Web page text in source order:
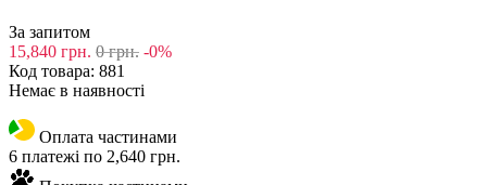
За запитом
15,840 грн. 0 грн. -0%
Код товара: 881
Немає в наявності
Оплата частинами
6 платежі по 2,640 грн.